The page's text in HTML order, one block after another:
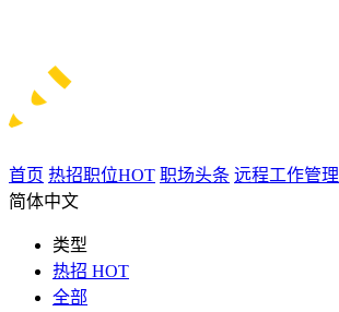
首页 热招职位HOT 职场头条 远程工作管理
简体中文
类型
热招 HOT
全部